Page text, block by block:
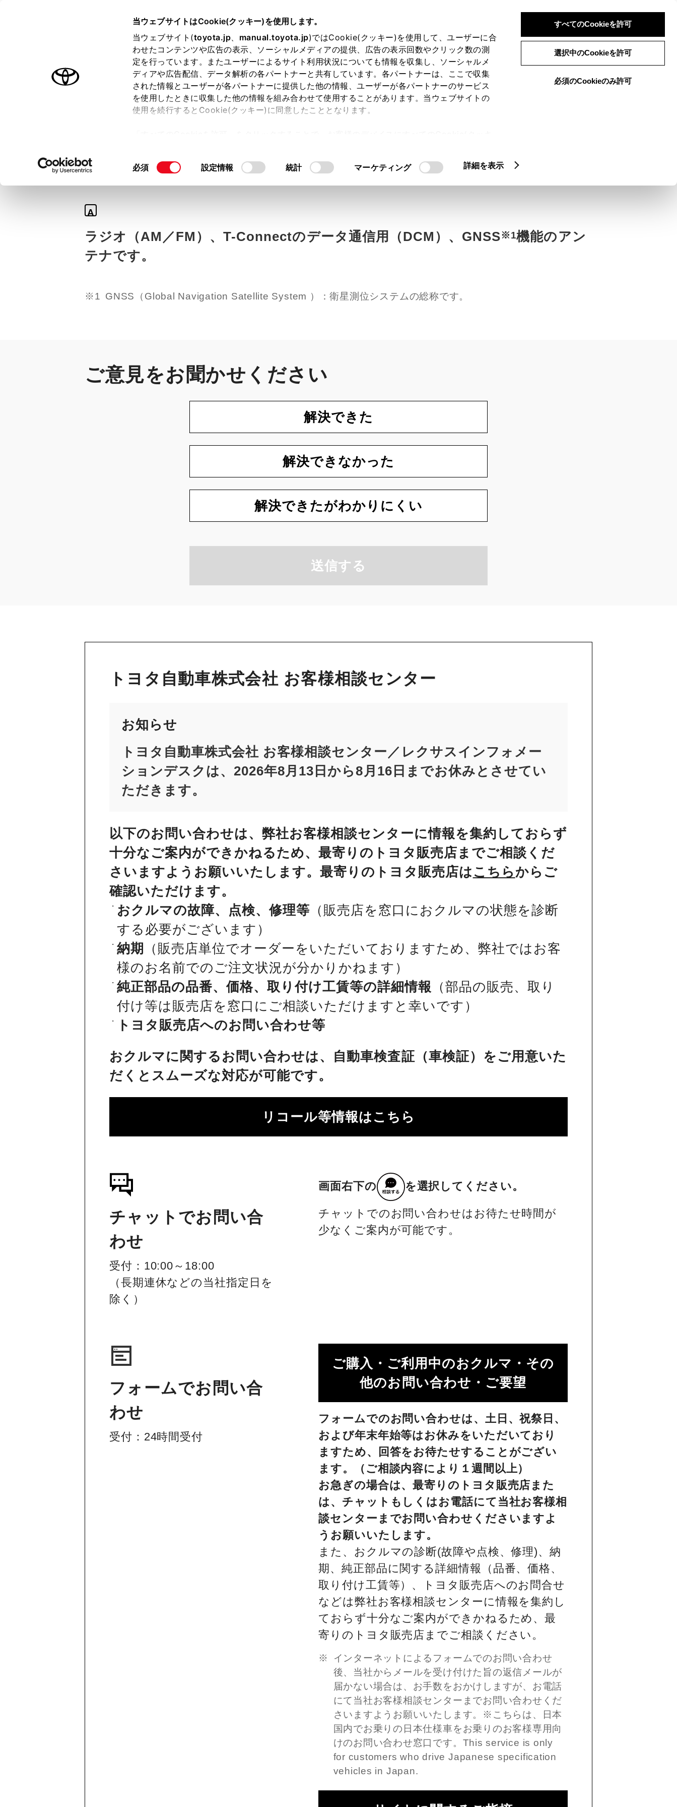
当ウェブサイトはCookie(クッキー)を使用します。
当ウェブサイト(toyota.jp、 manual.toyota.jp)ではCookie(クッキー)を使用して、ユーザーに合
わせたコンテンツや広告の表示、ソーシャルメディアの提供、広告の表示回数やクリック数の測
定を行っています。またユーザーによるサイト利用状況についても情報を収集し、ソーシャルメ
ディアや広告配信、データ解析の各パートナーと共有しています。各パートナーは、ここで収集
された情報とユーザーが各パートナーに提供した他の情報、ユーザーが各パートナーのサービス
を使用したときに収集した他の情報を組み合わせて使用することがあります。当ウェブサイトの
使用を続行するとCookie(クッキー)に同意したこととなります。
て」をご覧ください。
同
必須 設定情報 統計 マーケティング 詳細を表示
すべてのCookieを許可
選択中のCookieを許可
必須のCookieのみ許可
ログイン 検索 メニュー
オーナーサポート トピックス
て。
A
ラジオ（AM／FM）、T-Connectのデータ通信用（DCM）、GNSS※1機能のアン
テナです。
※1 GNSS（Global Navigation Satellite System ）：衛星測位システムの総称です。
ご意見をお聞かせください
解決できた
解決できなかった
解決できたがわかりにくい
送信する
トヨタ自動車株式会社 お客様相談センター
お知らせ
トヨタ自動車株式会社 お客様相談センター／レクサスインフォメー
ションデスクは、2026年8月13日から8月16日までお休みとさせてい
ただきます。
以下のお問い合わせは、弊社お客様相談センターに情報を集約しておらず
十分なご案内ができかねるため、最寄りのトヨタ販売店までご相談くだ
さいますようお願いいたします。最寄りのトヨタ販売店は こちら からご
確認いただけます。
おクルマの故障、点検、修理等 （販売店を窓口におクルマの状態を診断
する必要がございます）
納期
（販売店単位でオーダーをいただいておりますため、弊社ではお客
様のお名前でのご注文状況が分かりかねます）
純正部品の品番、価格、取り付け工賃等の詳細情報
（部品の販売、取り
付け等は販売店を窓口にご相談いただけますと幸いです）
トヨタ販売店へのお問い合わせ等
おクルマに関するお問い合わせは、自動車検査証（車検証）をご用意いた
だくとスムーズな対応が可能です。
リコール等情報はこちら
チャットでお問い合
わせ
受付：10:00～18:00
（長期連休などの当社指定日を
除く）
画面右下の を選択してください。
チャットでのお問い合わせはお待たせ時間が
少なくご案内が可能です。
フォームでお問い合
わせ
受付：24時間受付
ご購入・ご利用中のおクルマ・その
他のお問い合わせ・ご要望​
フォームでのお問い合わせは、土日、祝祭日、
および年末年始等はお休みをいただいており
ますため、回答をお待たせすることがござい
ます。（ご相談内容により１週間以上）
お急ぎの場合は、最寄りのトヨタ販売店また
は、チャットもしくはお電話にて当社お客様相
談センターまでお問い合わせくださいますよ
うお願いいたします。
また、おクルマの診断(故障や点検、修理)、納
期、純正部品に関する詳細情報（品番、価格、
取り付け工賃等）、トヨタ販売店へのお問合せ
などは弊社お客様相談センターに情報を集約し
ておらず十分なご案内ができかねるため、最
寄りのトヨタ販売店までご相談ください。
インターネットによるフォームでのお問い合わせ
後、当社からメールを受け付けた旨の返信メールが
届かない場合は、お手数をおかけしますが、お電話
にて当社お客様相談センターまでお問い合わせくだ
さいますようお願いいたします。※こちらは、日本
国内でお乗りの日本仕様車をお乗りのお客様専用向
けのお問い合わせ窓口です。This service is only
for customers who drive Japanese specification
vehicles in Japan.